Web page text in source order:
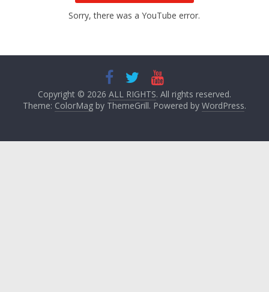
Sorry, there was a YouTube error.
Copyright © 2026 ALL RIGHTS. All rights reserved.
Theme: ColorMagby ThemeGrill. Powered by WordPress.